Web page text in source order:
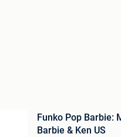
Funko Pop Barbie: Movie
Barbie & Ken US